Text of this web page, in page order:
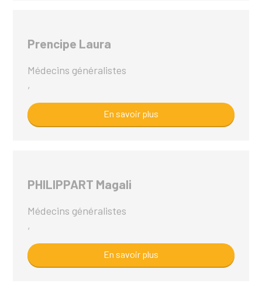
Prencipe Laura
Médecins généralistes
,
En savoir plus
PHILIPPART Magali
Médecins généralistes
,
En savoir plus